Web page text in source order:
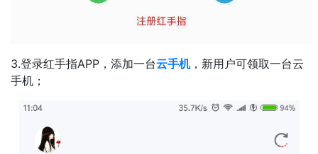
3.登录红手指APP，添加一台云手机，新用户可领取一台云
手机；